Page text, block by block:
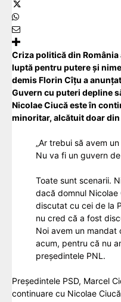
Criza politică din
luptă pentru putere și
demis Florin Cîțu a
Guvern cu puteri depline
Nicolae Ciucă este în
minoritar, alcătuit doar din
„Ar trebui să avem
Nu va fi un guvern
Toate sunt scenarii.
dacă domnul
discutat cu cei de la
nu cred că a fost
Noi avem un mandat
acum, pentru că nu
președintele PNL.
Președintele PSD, Marcel
continuare cu Nicolae